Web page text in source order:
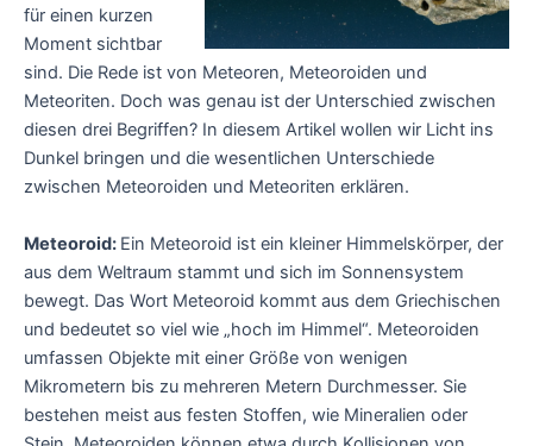
für einen kurzen
Moment sichtbar
sind. Die Rede ist von Meteoren, Meteoroiden und
Meteoriten. Doch was genau ist der Unterschied zwischen
diesen drei Begriffen? In diesem Artikel wollen wir Licht ins
Dunkel bringen und die wesentlichen Unterschiede
zwischen Meteoroiden und Meteoriten erklären.
Meteoroid: Ein Meteoroid ist ein kleiner Himmelskörper, der
aus dem Weltraum stammt und sich im Sonnensystem
bewegt. Das Wort Meteoroid kommt aus dem Griechischen
und bedeutet so viel wie „hoch im Himmel“. Meteoroiden
umfassen Objekte mit einer Größe von wenigen
Mikrometern bis zu mehreren Metern Durchmesser. Sie
bestehen meist aus festen Stoffen, wie Mineralien oder